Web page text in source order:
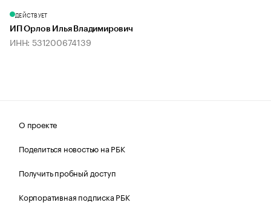
ДЕЙСТВУЕТ
ИП Орлов Илья Владимирович
ИНН: 531200674139
О проекте
Поделиться новостью на РБК
Получить пробный доступ
Корпоративная подписка РБК